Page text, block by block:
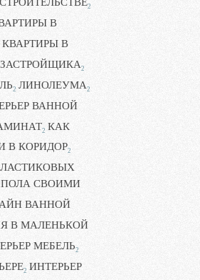
2
В
КВАРТИРЫ В
2
2 ЛИНОЛЕУМА2
ВАННОЙ
2 КАК
В КОРИДОР2
СВОИМИ
ВАННОЙ
В МАЛЕНЬКОЙ
МЕБЕЛЬ2
2 ИНТЕРЬЕР